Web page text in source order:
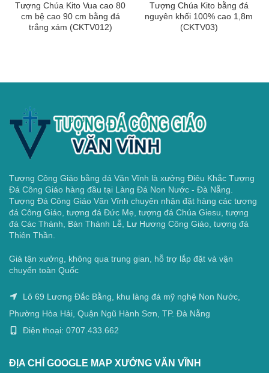
Tượng Chúa Kito Vua cao 80
cm bệ cao 90 cm bằng đá
trắng xám (CKTV012)
Tượng Chúa Kito bằng đá
nguyên khối 100% cao 1,8m
(CKTV03)
Tượng Công Giáo bằng đá Văn Vĩnh là xưởng Điêu Khắc Tượng
Đá Công Giáo hàng đầu tại Làng Đá Non Nước - Đà Nẵng.
Tượng Đá Công Giáo Văn Vĩnh chuyên nhận đặt hàng các tượng
đá Công Giáo, tượng đá Đức Mẹ, tượng đá Chúa Giesu, tượng
đá Các Thánh, Bàn Thánh Lễ, Lư Hương Công Giáo, tượng đá
Thiên Thần.
Giá tận xưởng, không qua trung gian, hỗ trợ lắp đặt và vận
chuyển toàn Quốc
Lô 69 Lương Đắc Bằng, khu làng đá mỹ nghệ Non Nước,
Phường Hòa Hải, Quận Ngũ Hành Sơn, TP. Đà Nẵng
Điện thoại: 0707.433.662
ĐỊA CHỈ GOOGLE MAP XƯỞNG VĂN VĨNH